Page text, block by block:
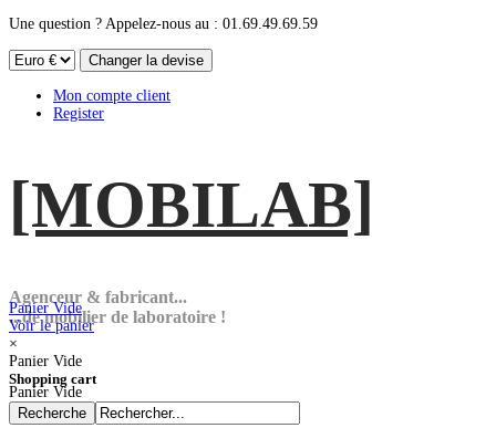
Une question ? Appelez-nous au : 01.69.49.69.59
Mon compte client
Register
[MOBILAB]
Agenceur & fabricant...
...de mobilier de laboratoire !
Panier Vide
Voir le panier
×
Panier Vide
Shopping cart
Panier Vide